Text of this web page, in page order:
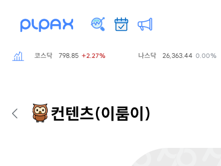
코스닥 798.85 +2.27% 26,363.44 0.00%
컨텐츠(이룸이)